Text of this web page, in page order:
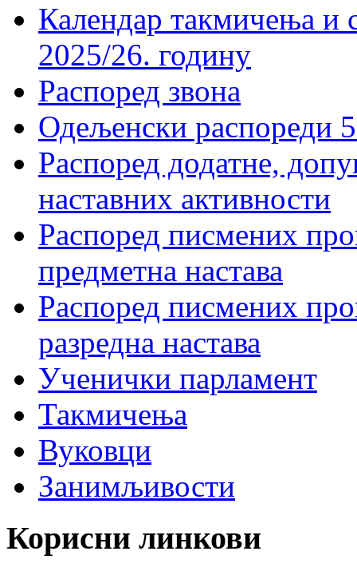
Календар такмичења
2025/26. годину
Распоред звона
Одељенски распореди
Распоред додатне,
наставних активности
Распоред писмених
предметна настава
Распоред писмених
разредна настава
Ученички парламент
Такмичења
Вуковци
Занимљивости
Корисни линкови